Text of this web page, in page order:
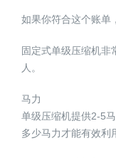
如果你符合这个账单
固定式单级压缩机非
人。
马力
单级压缩机提供2-5
多少马力才能有效利